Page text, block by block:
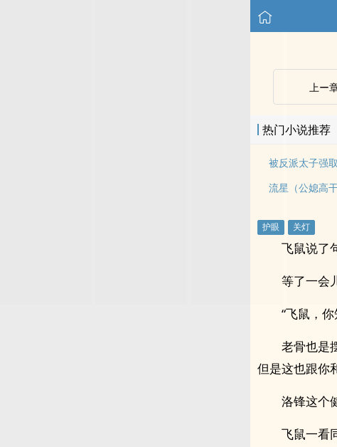
上ー
热门小说推荐
被反派太子强
流星（公媳高
飞鼠说了
等了一会
“飞鼠，
老骨也是
但是这也跟你
洛锋这个
飞鼠一看